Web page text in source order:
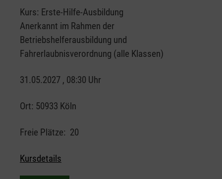
Kurs: Erste-Hilfe-Ausbildung
Anerkannt im Rahmen der
Betriebshelferausbildung und
Fahrerlaubnisverordnung (alle Klassen)
31.05.2027 , 08:30 Uhr
Ort: 50933 Köln
Freie Plätze: 20
Kursdetails